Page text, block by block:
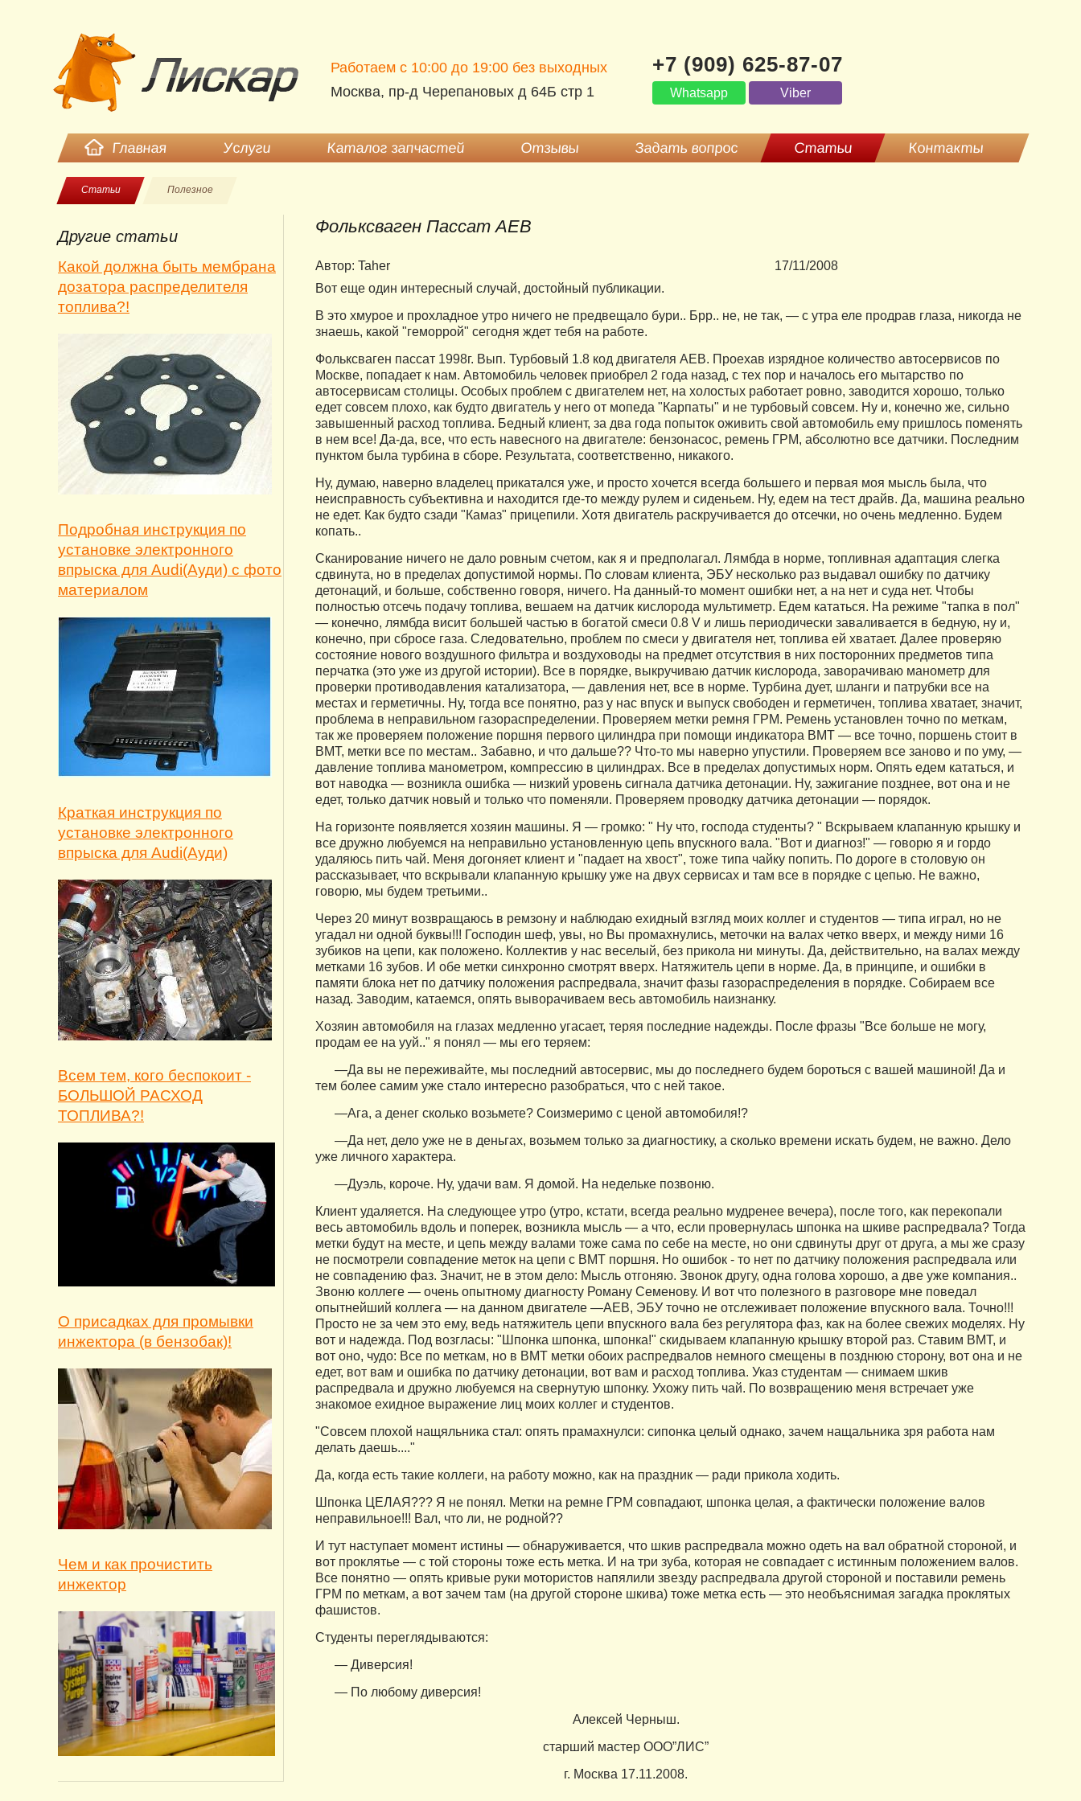
Работаем c 10:00 до 19:00 без выходных
Москва, пр-д Черепановых д 64Б стр 1
+7 (909) 625-87-07
Whatsapp Viber
Главная Услуги Каталог запчастей Отзывы Задать вопрос Статьи Контакты
Статьи Полезное
Другие статьи
Какой должна быть мембрана
дозатора распределителя
топлива?!
Подробная инструкция по
установке электронного
впрыска для Audi(Ауди) с фото
материалом
Краткая инструкция по
установке электронного
впрыска для Audi(Ауди)
Всем тем, кого беспокоит -
БОЛЬШОЙ РАСХОД
ТОПЛИВА?!
О присадках для промывки
инжектора (в бензобак)!
Чем и как прочистить
инжектор
Фольксваген Пассат AEB
Автор: Taher
17/11/2008
Вот еще один интересный случай, достойный публикации.
В это хмурое и прохладное утро ничего не предвещало бури.. Брр.. не, не так, — с утра еле продрав глаза, никогда не
знаешь, какой "геморрой" сегодня ждет тебя на работе.
Фольксваген пассат 1998г. Вып. Турбовый 1.8 код двигателя AEB. Проехав изрядное количество автосервисов по
Москве, попадает к нам. Автомобиль человек приобрел 2 года назад, с тех пор и началось его мытарство по
автосервисам столицы. Особых проблем с двигателем нет, на холостых работает ровно, заводится хорошо, только
едет совсем плохо, как будто двигатель у него от мопеда "Карпаты" и не турбовый совсем. Ну и, конечно же, сильно
завышенный расход топлива. Бедный клиент, за два года попыток оживить свой автомобиль ему пришлось поменять
в нем все! Да-да, все, что есть навесного на двигателе: бензонасос, ремень ГРМ, абсолютно все датчики. Последним
пунктом была турбина в сборе. Результата, соответственно, никакого.
Ну, думаю, наверно владелец прикатался уже, и просто хочется всегда большего и первая моя мысль была, что
неисправность субъективна и находится где-то между рулем и сиденьем. Ну, едем на тест драйв. Да, машина реально
не едет. Как будто сзади "Камаз" прицепили. Хотя двигатель раскручивается до отсечки, но очень медленно. Будем
копать..
Сканирование ничего не дало ровным счетом, как я и предполагал. Лямбда в норме, топливная адаптация слегка
сдвинута, но в пределах допустимой нормы. По словам клиента, ЭБУ несколько раз выдавал ошибку по датчику
детонаций, и больше, собственно говоря, ничего. На данный-то момент ошибки нет, а на нет и суда нет. Чтобы
полностью отсечь подачу топлива, вешаем на датчик кислорода мультиметр. Едем кататься. На режиме "тапка в пол"
— конечно, лямбда висит большей частью в богатой смеси 0.8 V и лишь периодически заваливается в бедную, ну и,
конечно, при сбросе газа. Следовательно, проблем по смеси у двигателя нет, топлива ей хватает. Далее проверяю
состояние нового воздушного фильтра и воздуховоды на предмет отсутствия в них посторонних предметов типа
перчатка (это уже из другой истории). Все в порядке, выкручиваю датчик кислорода, заворачиваю манометр для
проверки противодавления катализатора, — давления нет, все в норме. Турбина дует, шланги и патрубки все на
местах и герметичны. Ну, тогда все понятно, раз у нас впуск и выпуск свободен и герметичен, топлива хватает, значит,
проблема в неправильном газораспределении. Проверяем метки ремня ГРМ. Ремень установлен точно по меткам,
так же проверяем положение поршня первого цилиндра при помощи индикатора ВМТ — все точно, поршень стоит в
ВМТ, метки все по местам.. Забавно, и что дальше?? Что-то мы наверно упустили. Проверяем все заново и по уму, —
давление топлива манометром, компрессию в цилиндрах. Все в пределах допустимых норм. Опять едем кататься, и
вот наводка — возникла ошибка — низкий уровень сигнала датчика детонации. Ну, зажигание позднее, вот она и не
едет, только датчик новый и только что поменяли. Проверяем проводку датчика детонации — порядок.
На горизонте появляется хозяин машины. Я — громко: " Ну что, господа студенты? " Вскрываем клапанную крышку и
все дружно любуемся на неправильно установленную цепь впускного вала. "Вот и диагноз!" — говорю я и гордо
удаляюсь пить чай. Меня догоняет клиент и "падает на хвост", тоже типа чайку попить. По дороге в столовую он
рассказывает, что вскрывали клапанную крышку уже на двух сервисах и там все в порядке с цепью. Не важно,
говорю, мы будем третьими..
Через 20 минут возвращаюсь в ремзону и наблюдаю ехидный взгляд моих коллег и студентов — типа играл, но не
угадал ни одной буквы!!! Господин шеф, увы, но Вы промахнулись, меточки на валах четко вверх, и между ними 16
зубиков на цепи, как положено. Коллектив у нас веселый, без прикола ни минуты. Да, действительно, на валах между
метками 16 зубов. И обе метки синхронно смотрят вверх. Натяжитель цепи в норме. Да, в принципе, и ошибки в
памяти блока нет по датчику положения распредвала, значит фазы газораспределения в порядке. Собираем все
назад. Заводим, катаемся, опять выворачиваем весь автомобиль наизнанку.
Хозяин автомобиля на глазах медленно угасает, теряя последние надежды. После фразы "Все больше не могу,
продам ее на ууй.." я понял — мы его теряем:
—Да вы не переживайте, мы последний автосервис, мы до последнего будем бороться с вашей машиной! Да и
тем более самим уже стало интересно разобраться, что с ней такое.
—Ага, а денег сколько возьмете? Соизмеримо с ценой автомобиля!?
—Да нет, дело уже не в деньгах, возьмем только за диагностику, а сколько времени искать будем, не важно. Дело
уже личного характера.
—Дуэль, короче. Ну, удачи вам. Я домой. На недельке позвоню.
Клиент удаляется. На следующее утро (утро, кстати, всегда реально мудренее вечера), после того, как перекопали
весь автомобиль вдоль и поперек, возникла мысль — а что, если провернулась шпонка на шкиве распредвала? Тогда
метки будут на месте, и цепь между валами тоже сама по себе на месте, но они сдвинуты друг от друга, а мы же сразу
не посмотрели совпадение меток на цепи с ВМТ поршня. Но ошибок - то нет по датчику положения распредвала или
не совпадению фаз. Значит, не в этом дело: Мысль отгоняю. Звонок другу, одна голова хорошо, а две уже компания..
Звоню коллеге — очень опытному диагносту Роману Семенову. И вот что полезного в разговоре мне поведал
опытнейший коллега — на данном двигателе —AEB, ЭБУ точно не отслеживает положение впускного вала. Точно!!!
Просто не за чем это ему, ведь натяжитель цепи впускного вала без регулятора фаз, как на более свежих моделях. Ну
вот и надежда. Под возгласы: "Шпонка шпонка, шпонка!" скидываем клапанную крышку второй раз. Ставим ВМТ, и
вот оно, чудо: Все по меткам, но в ВМТ метки обоих распредвалов немного смещены в позднюю сторону, вот она и не
едет, вот вам и ошибка по датчику детонации, вот вам и расход топлива. Указ студентам — снимаем шкив
распредвала и дружно любуемся на свернутую шпонку. Ухожу пить чай. По возвращению меня встречает уже
знакомое ехидное выражение лиц моих коллег и студентов.
"Совсем плохой нащяльника стал: опять прамахнулси: сипонка целый однако, зачем нащальника зря работа нам
делать даешь...."
Да, когда есть такие коллеги, на работу можно, как на праздник — ради прикола ходить.
Шпонка ЦЕЛАЯ??? Я не понял. Метки на ремне ГРМ совпадают, шпонка целая, а фактически положение валов
неправильное!!! Вал, что ли, не родной??
И тут наступает момент истины — обнаруживается, что шкив распредвала можно одеть на вал обратной стороной, и
вот проклятье — с той стороны тоже есть метка. И на три зуба, которая не совпадает с истинным положением валов.
Все понятно — опять кривые руки мотористов напялили звезду распредвала другой стороной и поставили ремень
ГРМ по меткам, а вот зачем там (на другой стороне шкива) тоже метка есть — это необъяснимая загадка проклятых
фашистов.
Студенты переглядываются:
— Диверсия!
— По любому диверсия!
Алексей Черныш.
старший мастер ООО”ЛИС”
г. Москва 17.11.2008.